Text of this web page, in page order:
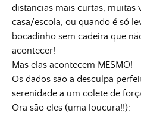
distancias mais curtas, muitas
casa/escola, ou quando é só
bocadinho sem cadeira que
acontecer!
Mas elas acontecem MESMO!
Os dados são a desculpa
serenidade a um colete de
Ora são eles (uma loucura!!):